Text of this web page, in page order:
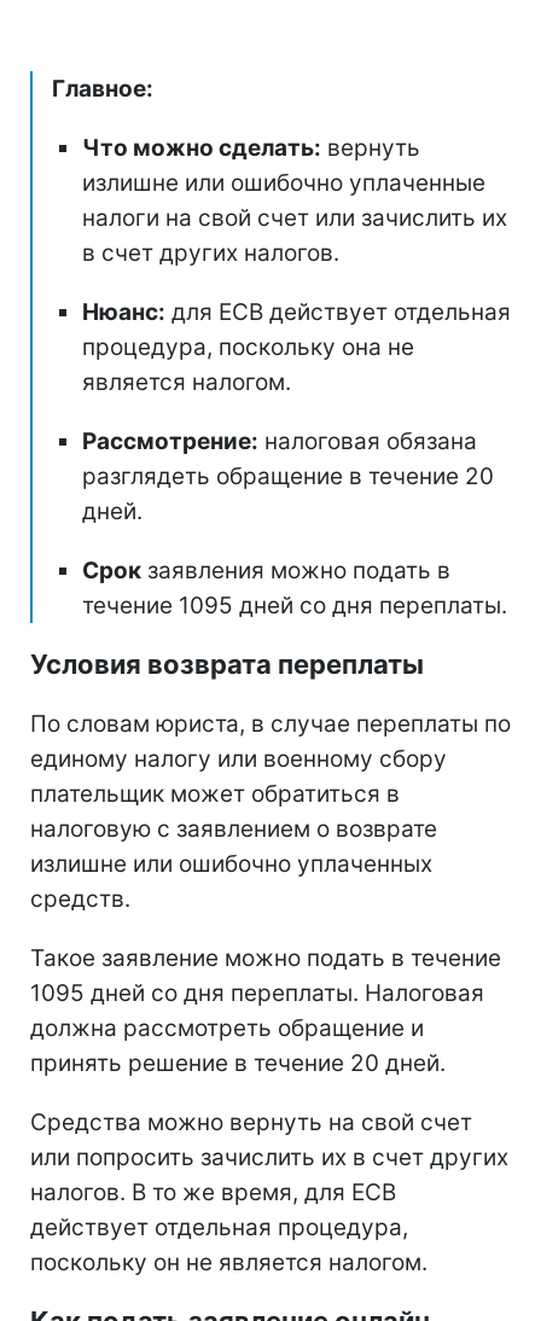
Главное:
Что можно сделать: вернуть
излишне или ошибочно уплаченные
налоги на свой счет или зачислить их
в счет других налогов.
Нюанс: для ЕСВ действует отдельная
процедура, поскольку она не
является налогом.
Рассмотрение: налоговая обязана
разглядеть обращение в течение 20
дней.
Срок заявления можно подать в
течение 1095 дней со дня переплаты.
Условия возврата переплаты
По словам юриста, в случае переплаты по
единому налогу или военному сбору
плательщик может обратиться в
налоговую с заявлением о возврате
излишне или ошибочно уплаченных
средств.
Такое заявление можно подать в течение
1095 дней со дня переплаты. Налоговая
должна рассмотреть обращение и
принять решение в течение 20 дней.
Средства можно вернуть на свой счет
или попросить зачислить их в счет других
налогов. В то же время, для ЕСВ
действует отдельная процедура,
поскольку он не является налогом.